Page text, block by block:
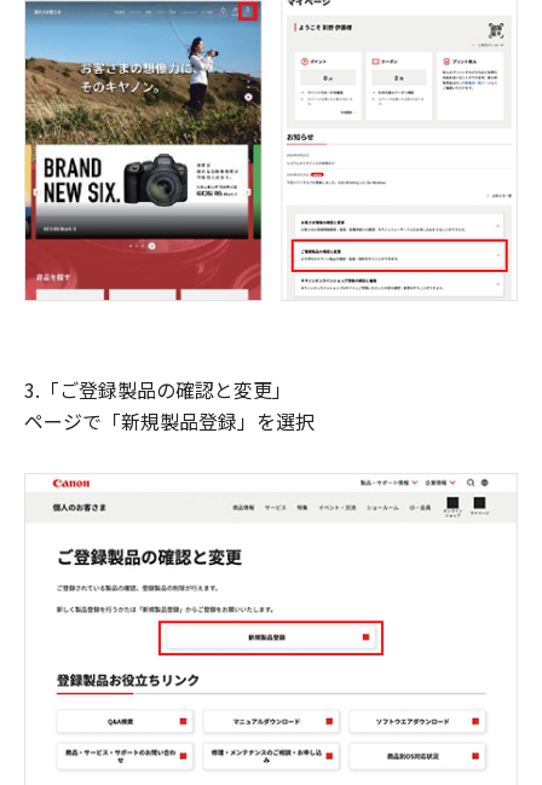
3.「ご登録製品の確認と変更」
ページで「新規製品登録」を選択